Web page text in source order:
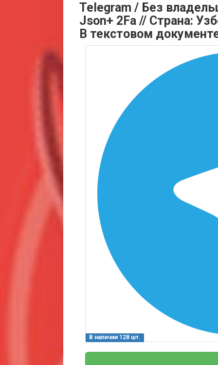
Telegram / Без
Json+ 2Fa // Страна:
В текстовом
В наличии 128 шт.